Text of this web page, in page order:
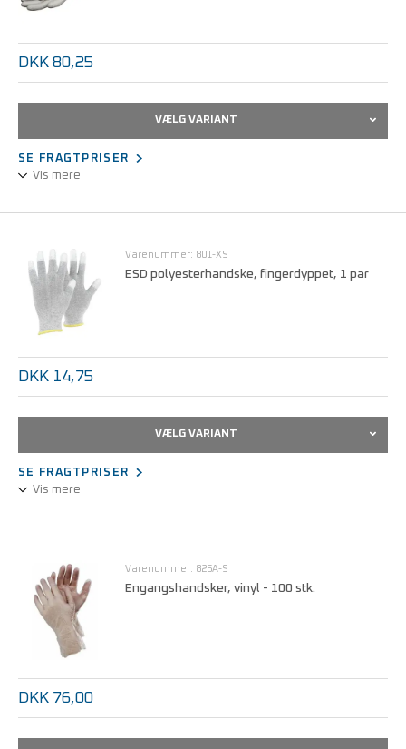
DKK 80,25
VÆLG VARIANT
SE FRAGTPRISER
Vis mere
EN388.
Ribkant farvekodet for størrelse.
Størrelser fra S - 2XL.
Varenummer: 801-XS
ESD polyesterhandske, fingerdyppet, 1 par
DKK 14,75
VÆLG VARIANT
SE FRAGTPRISER
Vis mere
Varenummer: 825A-S
Engangshandsker, vinyl - 100 stk.
DKK 76,00